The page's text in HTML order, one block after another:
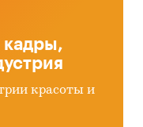
кадры,
красоты и